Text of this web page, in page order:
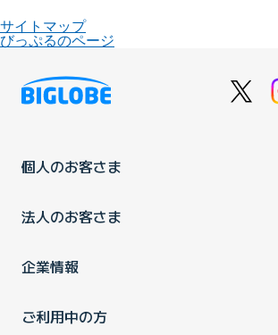
サイトマップ
びっぷるのページ
個人のお客さま
法人のお客さま
企業情報
ご利用中の方